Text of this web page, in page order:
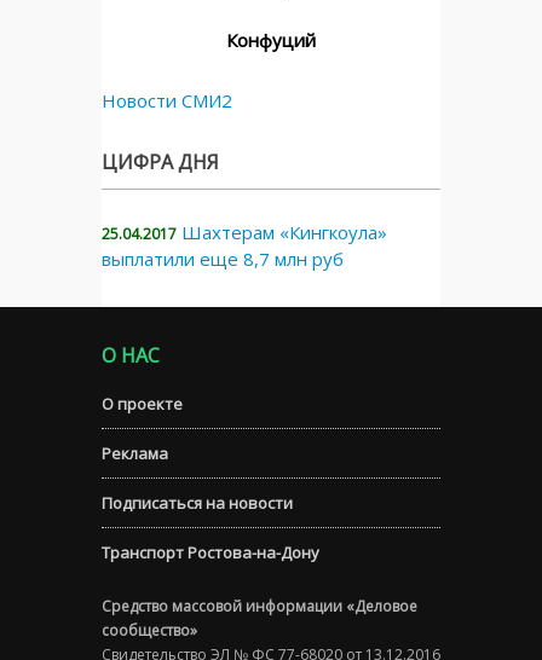
Конфуций
Новости СМИ2
ЦИФРА ДНЯ
25.04.2017 Шахтерам «Кингкоула»
выплатили еще 8,7 млн руб
О НАС
О проекте
Реклама
Подписаться на новости
Транспорт Ростова-на-Дону
Средство массовой информации «Деловое
сообщество»
Свидетельство ЭЛ № ФС 77-68020 от 13.12.2016